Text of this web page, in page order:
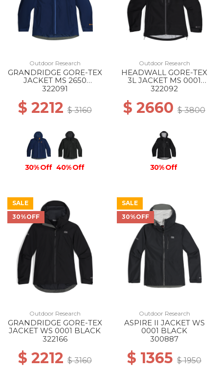
Outdoor Research
GRANDRIDGE GORE-TEX
JACKET MS 2650
CENOTE
322091
$ 2212$ 3160
30% Off 40% Off
Outdoor Research
HEADWALL GORE-TEX
3L JACKET MS 0001
BLACK
322092
$ 2660 $ 3800
30% Off
SALE
30%OFF
Outdoor Research
GRANDRIDGE GORE-TEX
JACKET WS 0001 BLACK
322166
$ 2212$ 3160
SALE
30%OFF
Outdoor Research
ASPIRE II JACKET WS
0001 BLACK
300887
$ 1365 $ 1950